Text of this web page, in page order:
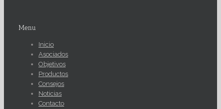
Menu
Inicio
Asociados
Objetivos
Productos
Consejos
Noticias
Contacto